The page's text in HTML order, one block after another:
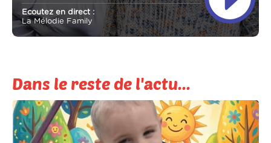
Ecoutez en direct :
La Mélodie Family
Dans le reste de l'actu...